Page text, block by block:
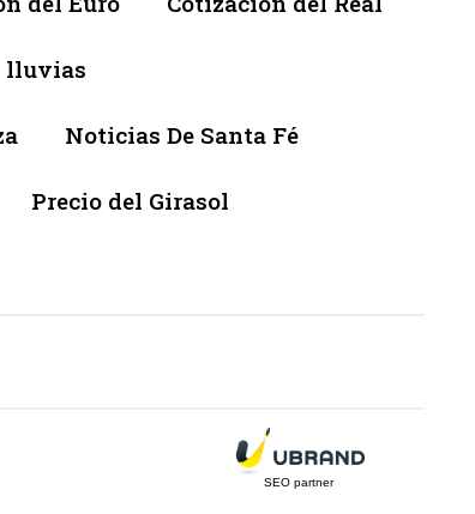
lluvias
Noticias De Santa Fé
Precio del Girasol
SEO partner